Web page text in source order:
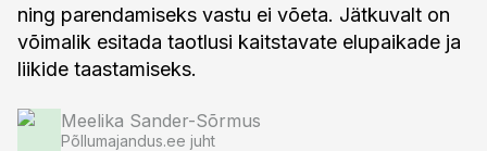
ning parendamiseks vastu ei võeta. Jätkuvalt on
võimalik esitada taotlusi kaitstavate elupaikade ja
liikide taastamiseks.
Meelika Sander-Sõrmus
Põllumajandus.ee juht